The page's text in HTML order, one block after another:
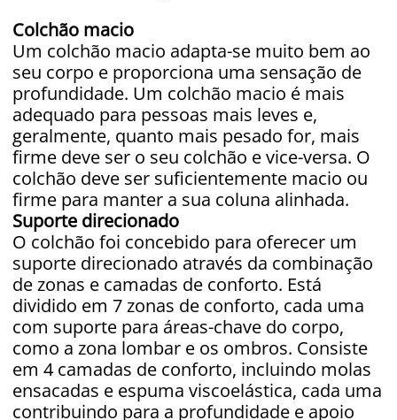
Colchão macio
Um colchão macio adapta-se muito bem ao
seu corpo e proporciona uma sensação de
profundidade. Um colchão macio é mais
adequado para pessoas mais leves e,
geralmente, quanto mais pesado for, mais
firme deve ser o seu colchão e vice-versa. O
colchão deve ser suficientemente macio ou
firme para manter a sua coluna alinhada.
Suporte direcionado
O colchão foi concebido para oferecer um
suporte direcionado através da combinação
de zonas e camadas de conforto. Está
dividido em 7 zonas de conforto, cada uma
com suporte para áreas-chave do corpo,
como a zona lombar e os ombros. Consiste
em 4 camadas de conforto, incluindo molas
ensacadas e espuma viscoelástica, cada uma
contribuindo para a profundidade e apoio